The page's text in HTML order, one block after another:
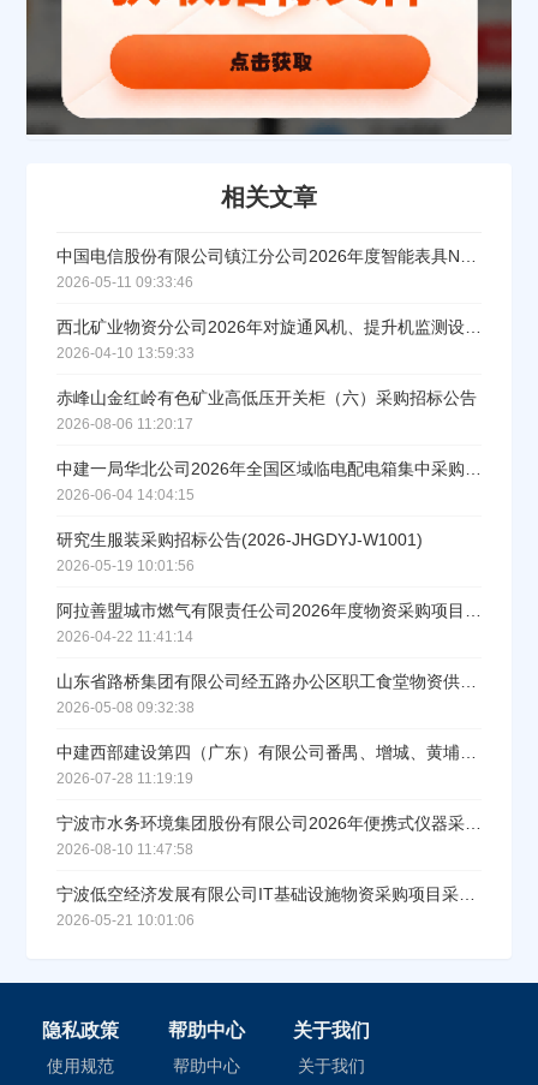
相关文章
中国电信股份有限公司镇江分公司2026年度智能表具NB模组集中采购项目招标公告
2026-05-11 09:33:46
西北矿业物资分公司2026年对旋通风机、提升机监测设备、工业视频监控等设备专项招标项目【重新招标】
2026-04-10 13:59:33
赤峰山金红岭有色矿业高低压开关柜（六）采购招标公告
2026-08-06 11:20:17
中建一局华北公司2026年全国区域临电配电箱集中采购招标公告
2026-06-04 14:04:15
研究生服装采购招标公告(2026-JHGDYJ-W1001)
2026-05-19 10:01:56
阿拉善盟城市燃气有限责任公司2026年度物资采购项目招标公告
2026-04-22 11:41:14
山东省路桥集团有限公司经五路办公区职工食堂物资供应商入围采购项目招标公告
2026-05-08 09:32:38
中建西部建设第四（广东）有限公司番禺、增城、黄埔厂砂石补充采购公告
2026-07-28 11:19:19
宁波市水务环境集团股份有限公司2026年便携式仪器采购项目（重招）采购公告
2026-08-10 11:47:58
宁波低空经济发展有限公司IT基础设施物资采购项目采购公告
2026-05-21 10:01:06
隐私政策
使用规范
帮助中心
帮助中心
关于我们
关于我们
联系方式
填写联系电话后会有服务中心的工作人员给您致电！
立即入驻